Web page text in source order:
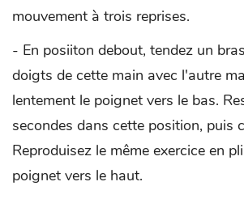
mouvement à trois reprises.
- En posiiton debout, tendez un
doigts de cette main avec l'autre
lentement le poignet vers le bas.
secondes dans cette position, puis
Reproduisez le même exercice en
poignet vers le haut.